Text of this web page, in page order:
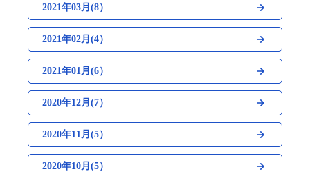
2021年03月(8）
2021年02月(4）
2021年01月(6）
2020年12月(7）
2020年11月(5）
2020年10月(5）